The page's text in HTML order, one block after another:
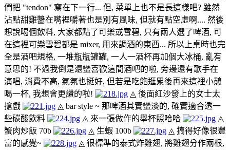
們把 "tendon" 寫在下一行... 但, 菜單上也不是長這樣吧? 雖然
沾點甜雞醬在嘴裡嚼著也是別有風味, 但就有點空虛啊.... 然後
想說喝個飲料, 大家都點了可樂或雪碧, 只有兩人選了啤酒, 可
在這裡可樂雪碧都是 mixer, 用來調酒的東西... 所以上桌時也完
全是酒吧規格, 一堆瓶瓶罐罐, 一人一酒杯再加個大冰桶, 亂有
意思的! 不過我倒是還蠻喜歡這間酒吧的啦, 旁邊還有歌手在
演唱, 消費不高, 氣氛也挺好, 但若是吃飽逛累後再來這裡小憩
喝一杯, 我想會更讚的啦!
◬ 後面紅沙發上的女士太
搶戲
◬ bar style ~ 那啤酒其實蠻淡的, 確實適合透一
些碳酸飲料
◬ 來一張做作的舉杯照哈哈
◬
蟹肉炒飯 70b
◬ 生蝦 100b
◬ 搞得好像很豐
富的感覺~
◬ 很標準的泰式炸雞翅, 將雞翅分作兩根,